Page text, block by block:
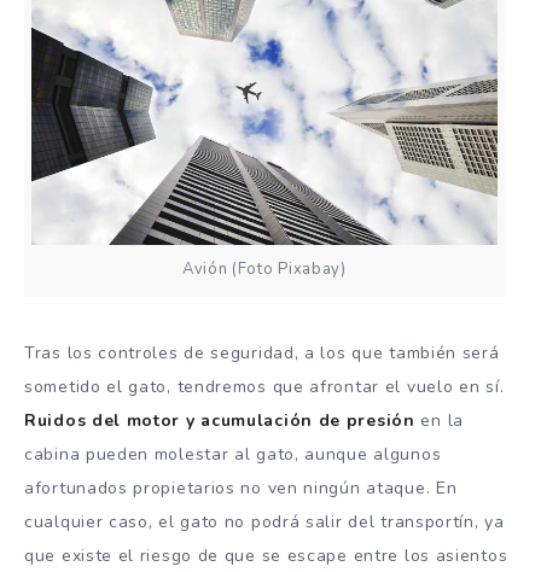
Avión (Foto Pixabay)
Tras los controles de seguridad, a los que también será
sometido el gato, tendremos que afrontar el vuelo en sí.
Ruidos del motor y acumulación de presión en la
cabina pueden molestar al gato, aunque algunos
afortunados propietarios no ven ningún ataque. En
cualquier caso, el gato no podrá salir del transportín, ya
que existe el riesgo de que se escape entre los asientos